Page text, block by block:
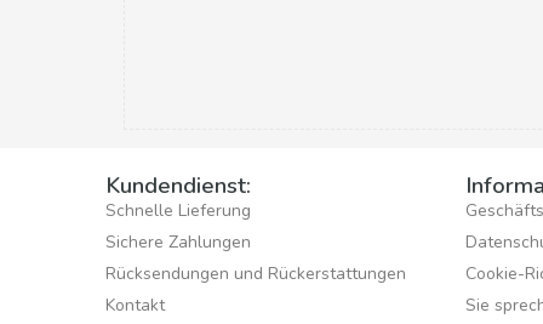
Kundendienst:
Schnelle Lieferung
Sichere Zahlungen
Rücksendungen und Rückerstattungen
Kontakt
Cookie-
Sie